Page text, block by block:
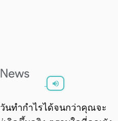
/
ทำกำไรได้จนกว่าคุณจะ